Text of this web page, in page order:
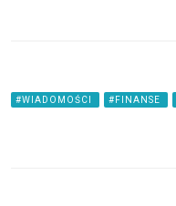
#WIADOMOŚCI #FINANSE